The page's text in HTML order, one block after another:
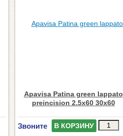
Apavisa Patina green lappato
preincision 2.5x60 30x60
Звоните В КОРЗИНУ